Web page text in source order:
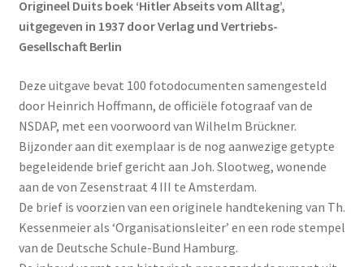
Origineel Duits boek ‘Hitler Abseits vom Alltag’,
uitgegeven in 1937 door Verlag und Vertriebs-
Gesellschaft Berlin
Deze uitgave bevat 100 fotodocumenten samengesteld
door Heinrich Hoffmann, de officiële fotograaf van de
NSDAP, met een voorwoord van Wilhelm Brückner.
Bijzonder aan dit exemplaar is de nog aanwezige getypte
begeleidende brief gericht aan Joh. Slootweg, wonende
aan de von Zesenstraat 4 III te Amsterdam.
De brief is voorzien van een originele handtekening van Th.
Kessenmeier als ‘Organisationsleiter’ en een rode stempel
van de Deutsche Schule-Bund Hamburg.